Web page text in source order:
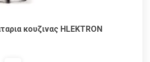
κουζινας HLEKTRON